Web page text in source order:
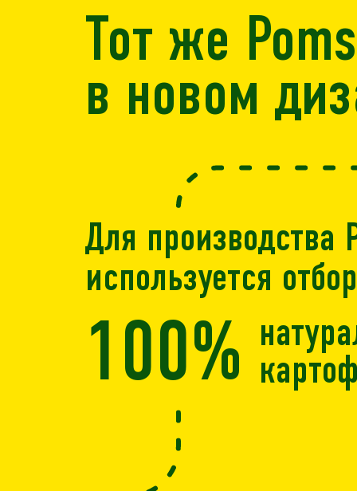
Тот же
в новом
Для производства
используется
100%